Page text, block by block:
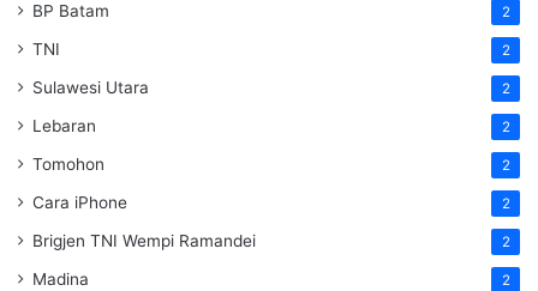
BP Batam 2
TNI 2
Sulawesi Utara 2
Lebaran 2
Tomohon 2
Cara iPhone 2
Brigjen TNI Wempi Ramandei 2
Madina 2